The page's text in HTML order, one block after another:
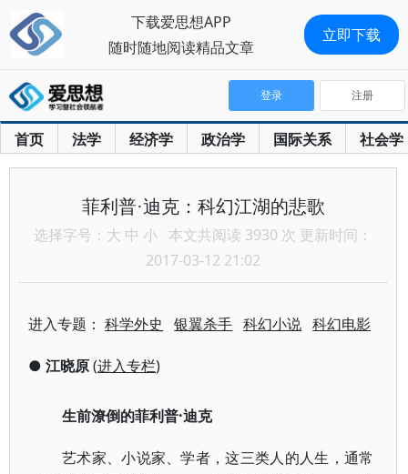
首页 法学 经济学 政治学 国际关系 社会学
登录 注册
菲利普·迪克：科幻江湖的悲歌
选择字号： 大 中 小 本文共阅读 3930 次 更新时间：
2017-03-12 21:02
进入专题：科学外史 银翼杀手 科幻小说 科幻电影
● 江晓原(进入专栏)
生前潦倒的菲利普·迪克
艺术家、小说家、学者，这三类人的人生，通常
下载爱思想APP
随时随地阅读精品文章
立即下载